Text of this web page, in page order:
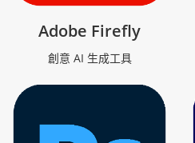
Adobe Firefly
創意 AI 生成工具